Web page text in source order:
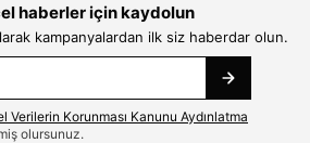
haberler için kaydolun
kampanyalardan ilk siz haberdar olun.
Verilerin Korunması Kanunu Aydınlatma
olursunuz.